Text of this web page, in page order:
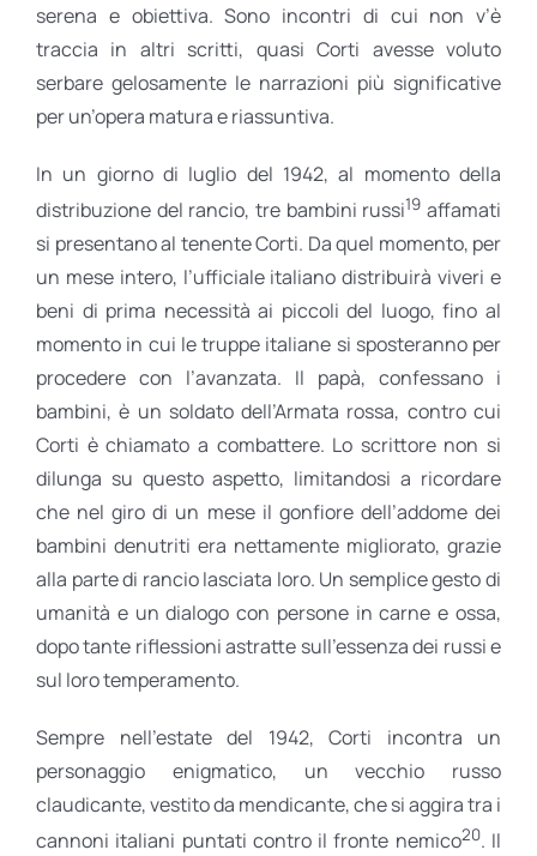
serena e obiettiva. Sono incontri di cui non v’è
traccia in altri scritti, quasi Corti avesse voluto
serbare gelosamente le narrazioni più significative
per un’opera matura e riassuntiva.
In un giorno di luglio del 1942, al momento della
distribuzione del rancio, tre bambini russi19 affamati
si presentano al tenente Corti. Da quel momento, per
un mese intero, l’ufficiale italiano distribuirà viveri e
beni di prima necessità ai piccoli del luogo, fino al
momento in cui le truppe italiane si sposteranno per
procedere con l’avanzata. Il papà, confessano i
bambini, è un soldato dell’Armata rossa, contro cui
Corti è chiamato a combattere. Lo scrittore non si
dilunga su questo aspetto, limitandosi a ricordare
che nel giro di un mese il gonfiore dell’addome dei
bambini denutriti era nettamente migliorato, grazie
alla parte di rancio lasciata loro. Un semplice gesto di
umanità e un dialogo con persone in carne e ossa,
dopo tante riflessioni astratte sull’essenza dei russi e
sul loro temperamento.
Sempre nell’estate del 1942, Corti incontra un
personaggio enigmatico, un vecchio russo
claudicante, vestito da mendicante, che si aggira tra i
cannoni italiani puntati contro il fronte nemico20. Il